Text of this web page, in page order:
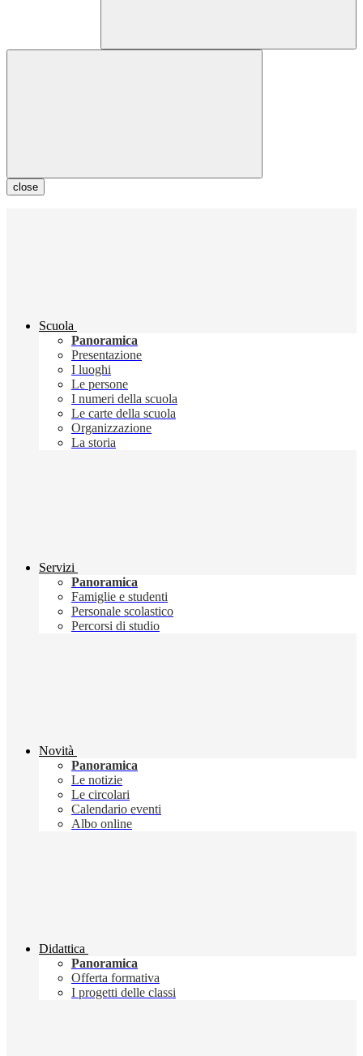
close
Scuola
Panoramica
Presentazione
I luoghi
Le persone
I numeri della scuola
Le carte della scuola
Organizzazione
La storia
Servizi
Panoramica
Famiglie e studenti
Personale scolastico
Percorsi di studio
Novità
Panoramica
Le notizie
Le circolari
Calendario eventi
Albo online
Didattica
Panoramica
Offerta formativa
I progetti delle classi